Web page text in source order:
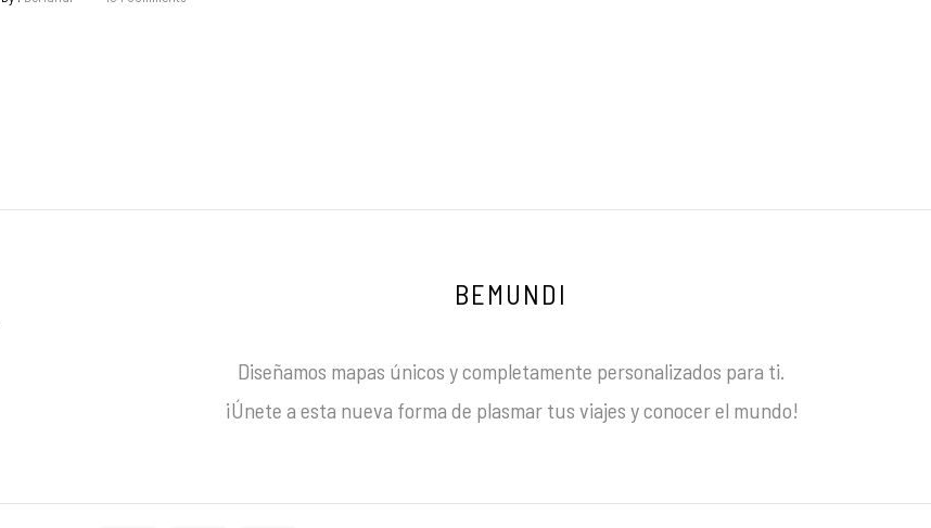
BEMUNDI
Diseñamos mapas únicos y completamente personalizados para ti.
¡Únete a esta nueva forma de plasmar tus viajes y conocer el mundo!